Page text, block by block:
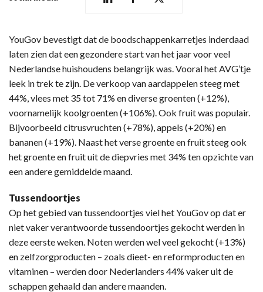
YouGov bevestigt dat de boodschappenkarretjes inderdaad
laten zien dat een gezondere start van het jaar voor veel
Nederlandse huishoudens belangrijk was. Vooral het AVG’tje
leek in trek te zijn. De verkoop van aardappelen steeg met
44%, vlees met 35 tot 71% en diverse groenten (+12%),
voornamelijk koolgroenten (+106%). Ook fruit was populair.
Bijvoorbeeld citrusvruchten (+78%), appels (+20%) en
bananen (+19%). Naast het verse groente en fruit steeg ook
het groente en fruit uit de diepvries met 34% ten opzichte van
een andere gemiddelde maand.
Tussendoortjes
Op het gebied van tussendoortjes viel het YouGov op dat er
niet vaker verantwoorde tussendoortjes gekocht werden in
deze eerste weken. Noten werden wel veel gekocht (+13%)
en zelfzorgproducten – zoals dieet- en reformproducten en
vitaminen – werden door Nederlanders 44% vaker uit de
schappen gehaald dan andere maanden.